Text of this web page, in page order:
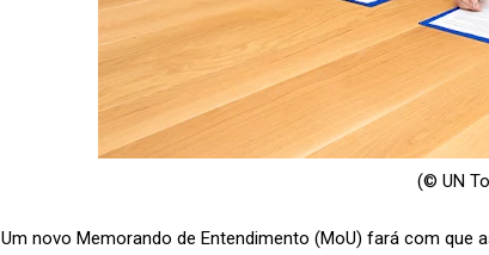
(© UN
Um novo Memorando de Entendimento (MoU) fará com que